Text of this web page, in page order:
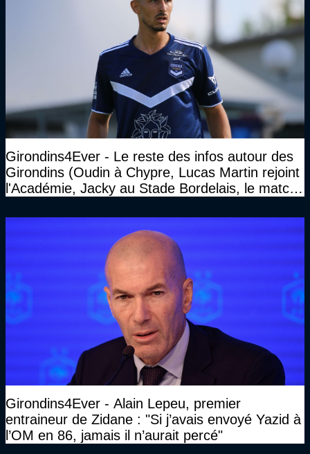
Girondins4Ever - Le reste des infos autour des
Girondins (Oudin à Chypre, Lucas Martin rejoint
l'Académie, Jacky au Stade Bordelais, le match
Girondins4Ever - Alain Lepeu, premier
entraineur de Zidane : "Si j’avais envoyé Yazid à
l’OM en 86, jamais il n’aurait percé"